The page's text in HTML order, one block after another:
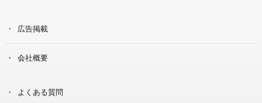
広告掲載
会社概要
よくある質問